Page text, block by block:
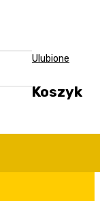
Ulubione
Koszyk